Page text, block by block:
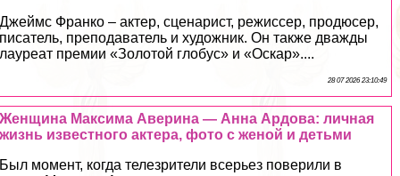
Джеймс Франко – актер, сценарист, режиссер, продюсер,
писатель, преподаватель и художник. Он также дважды
лауреат премии «Золотой глобус» и «Оскар»....
28 07 2026 23:10:49
Женщина Максима Аверина — Анна Ардова: личная
жизнь известного актера, фото с женой и детьми
Был момент, когда телезрители всерьез поверили в